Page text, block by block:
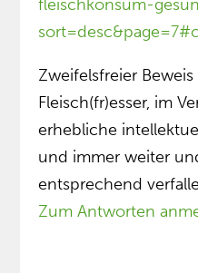
fleischkonsum-
Zweifelsfreier Beweis
Fleisch(fr)esser, im
erhebliche
und immer weiter
entsprechend
Zum Antworten